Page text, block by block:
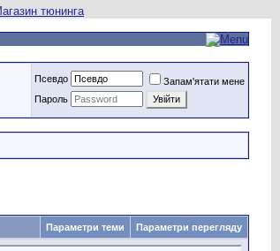
Псевдо
Запам'ятати мене
Пароль
Параметри теми Параметри перегляду